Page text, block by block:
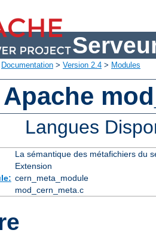
Documentation > Version 2.4 > Modules
Langues
La sémantique des métafichiers du
Extension
cern_meta_module
mod_cern_meta.c